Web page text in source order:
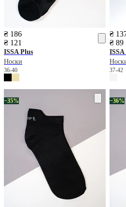
₴ 186
₴ 121
ISSA Plus
Носки
36-40
₴
₴ 89
ISSA
37-42
−35% −36%